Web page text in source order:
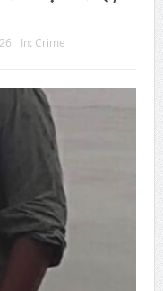
In: Crime